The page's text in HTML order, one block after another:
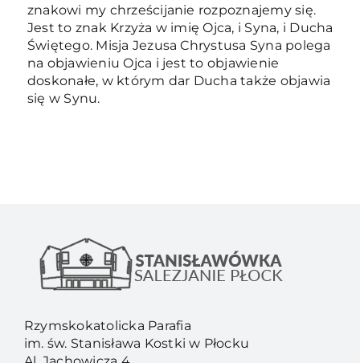
znakowi my chrześcijanie rozpoznajemy się.
Jest to znak Krzyża w imię Ojca, i Syna, i Ducha
Świętego. Misja Jezusa Chrystusa Syna polega
na objawieniu Ojca i jest to objawienie
doskonałe, w którym dar Ducha także objawia
się w Synu.
Rzymskokatolicka Parafia
im. św. Stanisława Kostki w Płocku